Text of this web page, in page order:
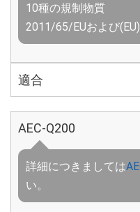
10種の規制物質
2011/65/EUおよび
適合
AEC-Q200
詳細につきましては
い。